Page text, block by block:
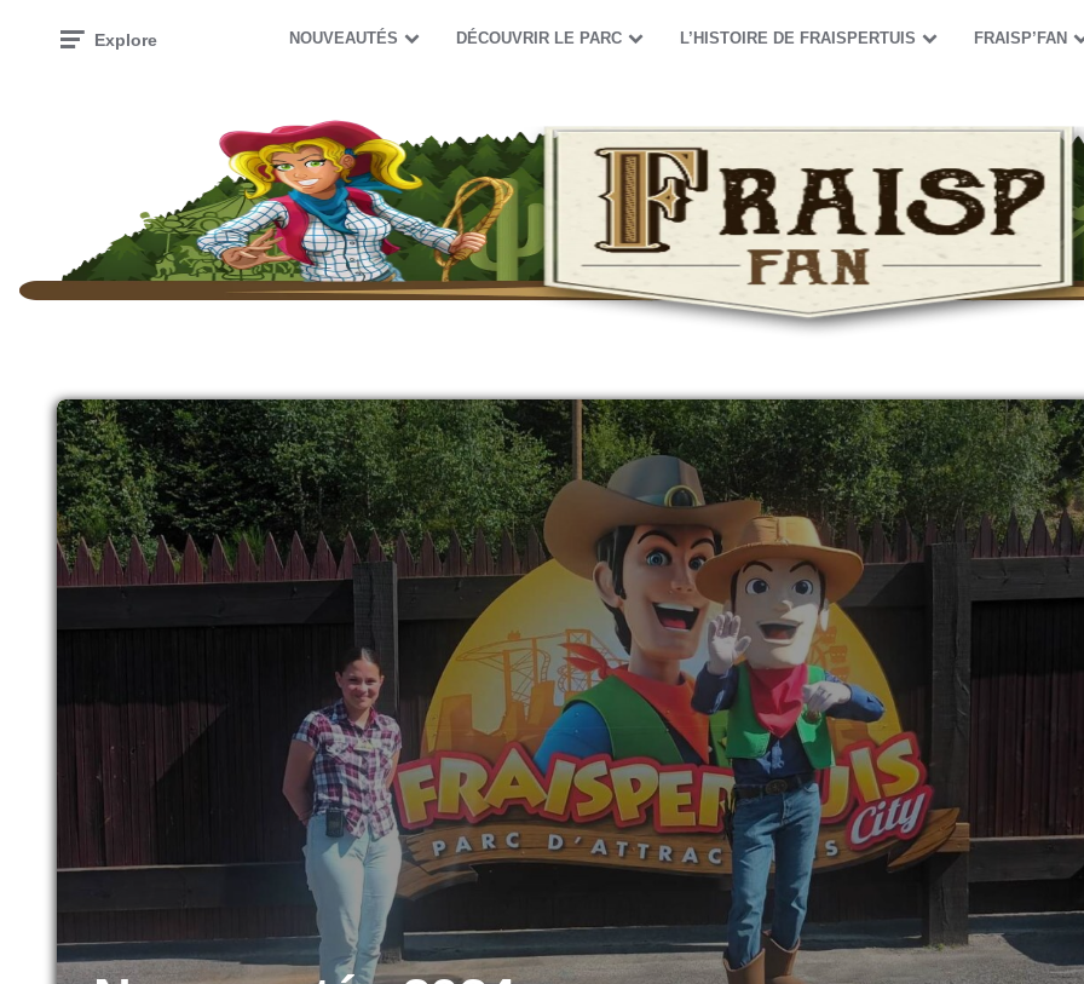
Explore NOUVEAUTÉS DÉCOUVRIR LE PARC L’HISTOIRE DE FRAISPERTUIS FRAISP’FAN